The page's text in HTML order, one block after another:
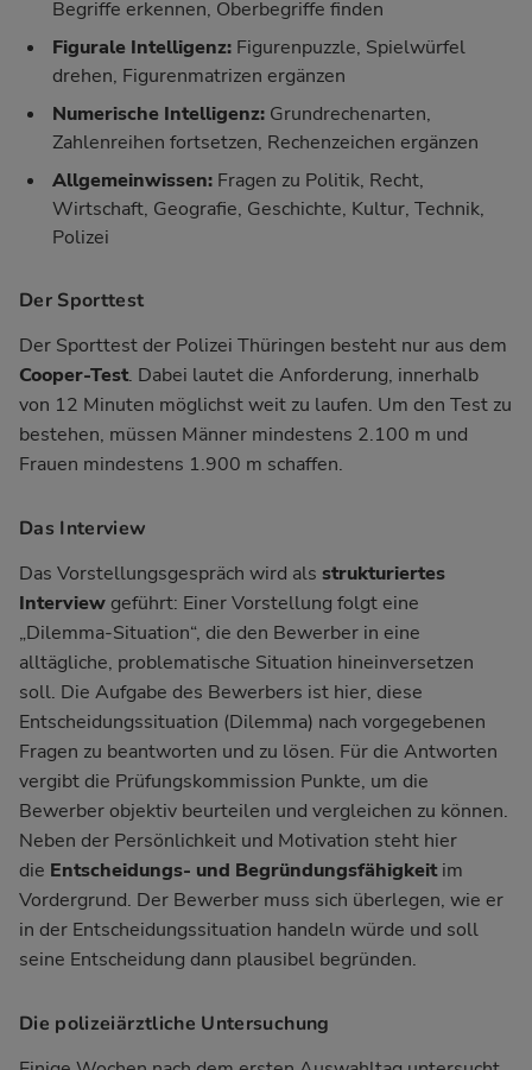
Begriffe erkennen, Oberbegriffe finden
Figurale Intelligenz: Figurenpuzzle, Spielwürfel
drehen, Figurenmatrizen ergänzen
Numerische Intelligenz: Grundrechenarten,
Zahlenreihen fortsetzen, Rechenzeichen ergänzen
Allgemeinwissen: Fragen zu Politik, Recht,
Wirtschaft, Geografie, Geschichte, Kultur, Technik,
Polizei
Der Sporttest
Der Sporttest der Polizei Thüringen besteht nur aus dem
Cooper-Test. Dabei lautet die Anforderung, innerhalb
von 12 Minuten möglichst weit zu laufen. Um den Test zu
bestehen, müssen Männer mindestens 2.100 m und
Frauen mindestens 1.900 m schaffen.
Das Interview
Das Vorstellungsgespräch wird als strukturiertes
Interview geführt: Einer Vorstellung folgt eine
„Dilemma-Situation“, die den Bewerber in eine
alltägliche, problematische Situation hineinversetzen
soll. Die Aufgabe des Bewerbers ist hier, diese
Entscheidungssituation (Dilemma) nach vorgegebenen
Fragen zu beantworten und zu lösen. Für die Antworten
vergibt die Prüfungskommission Punkte, um die
Bewerber objektiv beurteilen und vergleichen zu können.
Neben der Persönlichkeit und Motivation steht hier
die Entscheidungs- und Begründungsfähigkeitim
Vordergrund. Der Bewerber muss sich überlegen, wie er
in der Entscheidungssituation handeln würde und soll
seine Entscheidung dann plausibel begründen.
Die polizeiärztliche Untersuchung